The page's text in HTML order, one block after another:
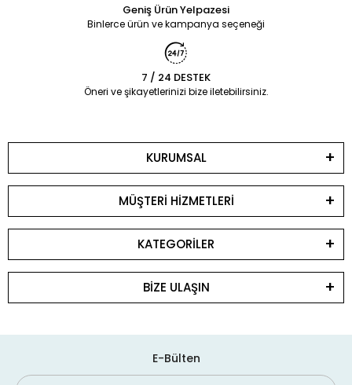
Geniş Ürün Yelpazesi
Binlerce ürün ve kampanya seçeneği
7 / 24 DESTEK
Öneri ve şikayetlerinizi bize iletebilirsiniz.
KURUMSAL
MÜŞTERİ HİZMETLERİ
KATEGORİLER
BİZE ULAŞIN
E-Bülten